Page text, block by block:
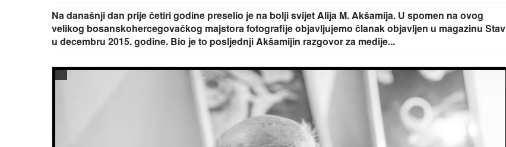
Na današnji dan prije četiri godine preselio je na bolji svijet Alija M. Akšamija. U spomen na ovog
velikog bosanskohercegovačkog majstora fotografije objavljujemo članak objavljen u magazinu Stav
u decembru 2015. godine. Bio je to posljednji Akšamijin razgovor za medije...